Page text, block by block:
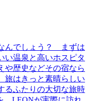
んでしょう？ まずは
い温泉と高いホスピタ
や歴史などその宿なら
旅はきっと素晴らしい
るふたりの大切な旅時